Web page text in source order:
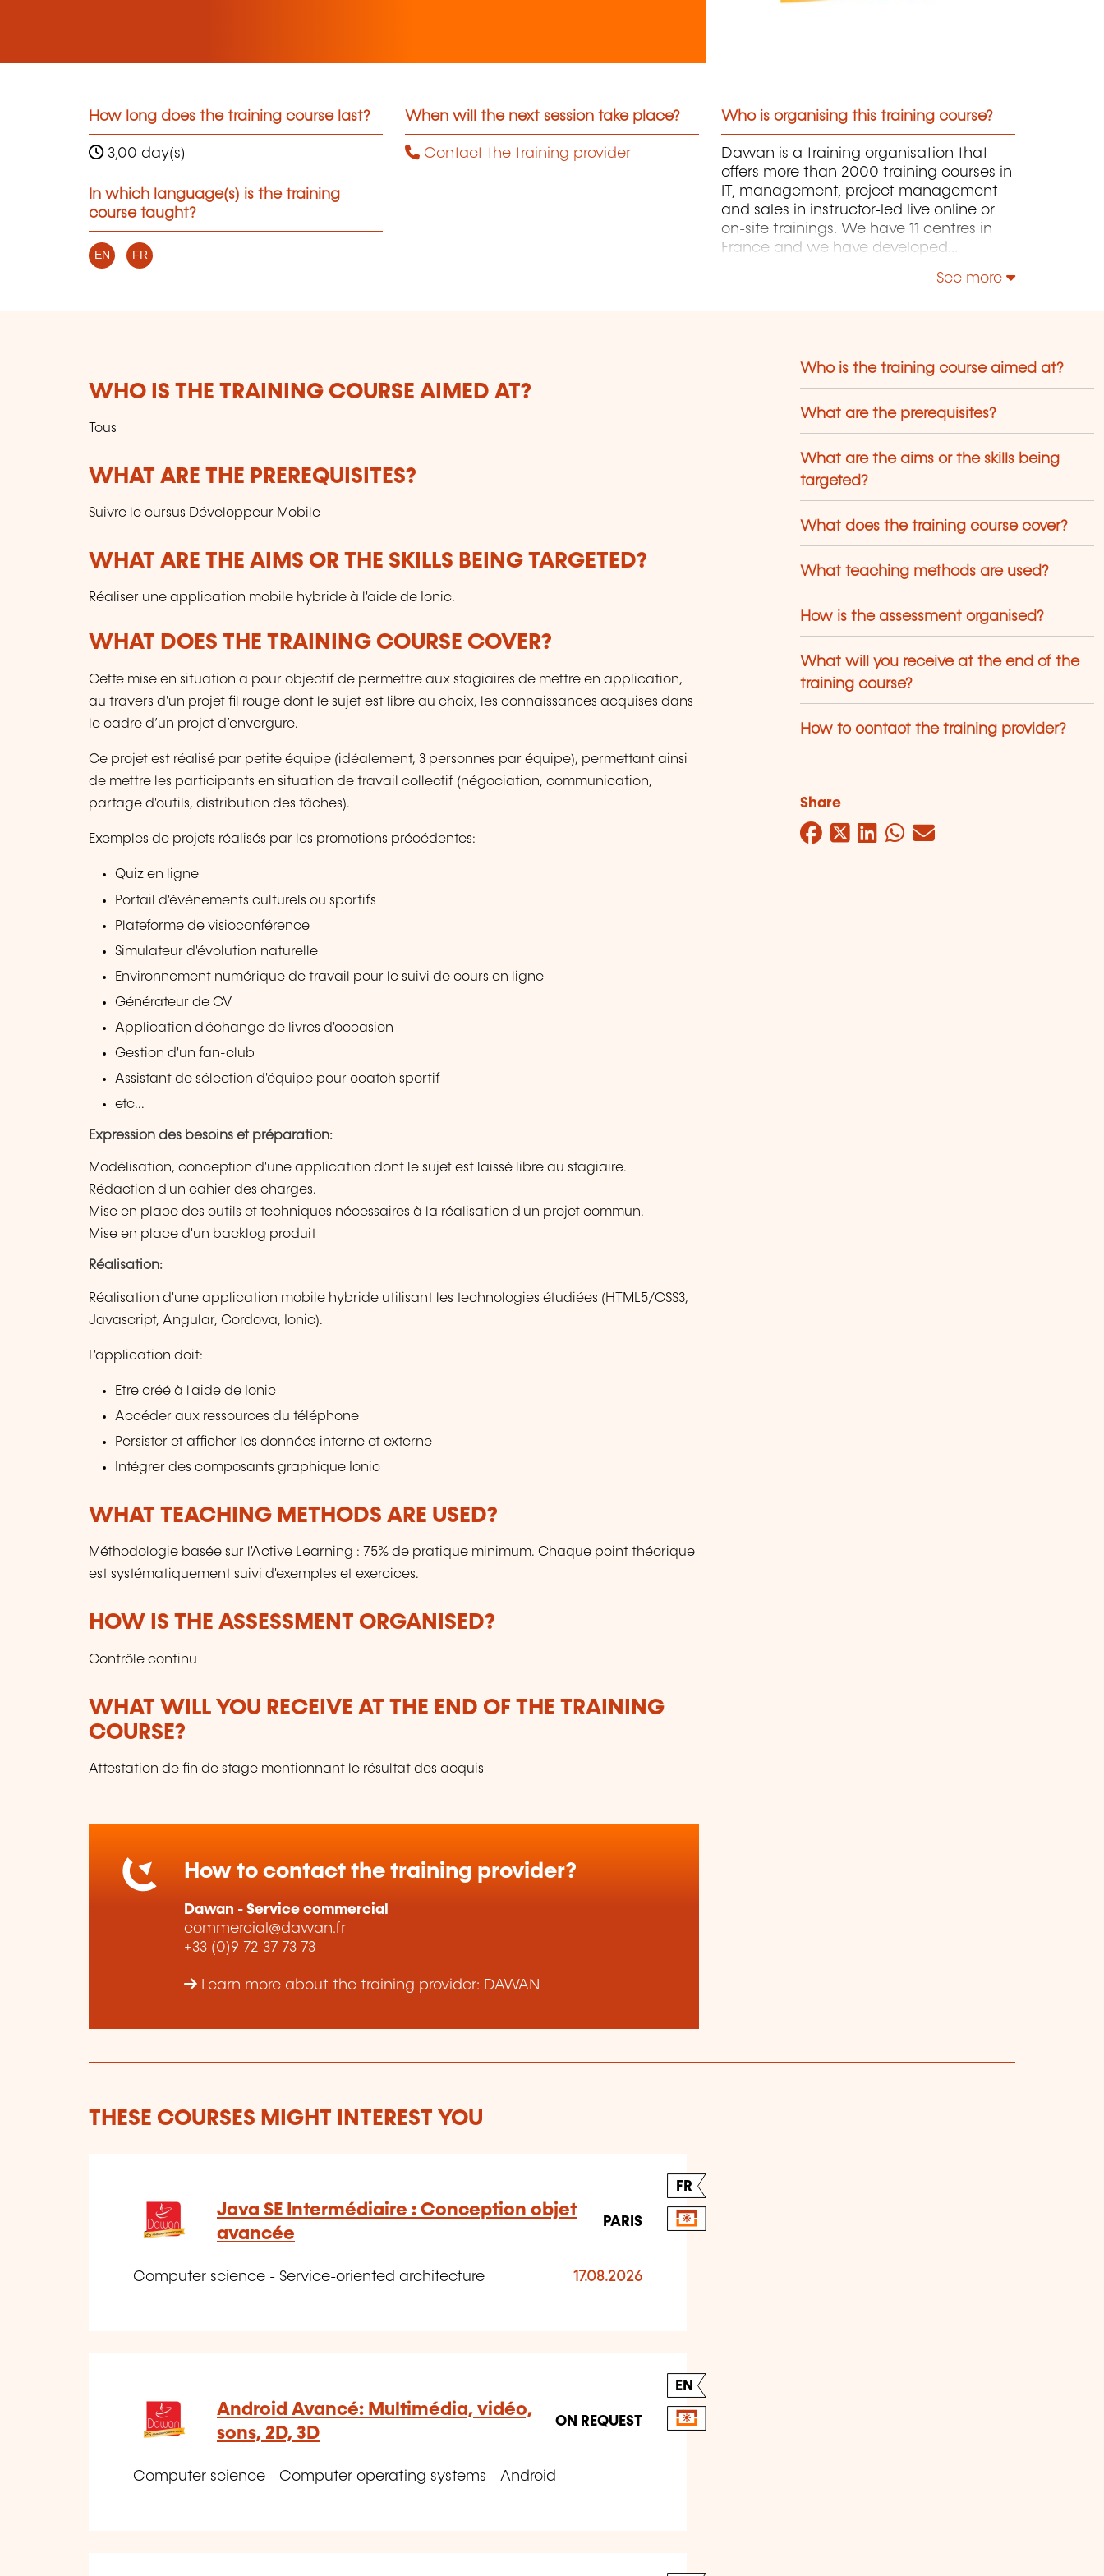
How long does the training course last?
3,00 day(s)
In which language(s) is the training
course taught?
EN FR
When will the next session take place?
Contact the training provider
Who is organising this training course?
Dawan is a training organisation that
offers more than 2000 training courses in
IT, management, project management
and sales in instructor-led live online or
on-site trainings. We have 11 centres in
France and we have developed
Brussels, Luxembourg and Geneva. Our
Autocad, Photoshop, IA etc. Our courses
have been created and designed by in-
teaching experience. Constantly
renewed, they are adapted to the
requirements of our customers and to the
evolution of technologies.
See more
WHO IS THE TRAINING COURSE AIMED AT?
Tous
WHAT ARE THE PREREQUISITES?
Suivre le cursus Développeur Mobile
WHAT ARE THE AIMS OR THE SKILLS BEING TARGETED?
Réaliser une application mobile hybride à l'aide de Ionic.
WHAT DOES THE TRAINING COURSE COVER?
Cette mise en situation a pour objectif de permettre aux stagiaires de mettre en application,
au travers d'un projet fil rouge dont le sujet est libre au choix, les connaissances acquises dans
le cadre d’un projet d’envergure.
Ce projet est réalisé par petite équipe (idéalement, 3 personnes par équipe), permettant ainsi
de mettre les participants en situation de travail collectif (négociation, communication,
partage d'outils, distribution des tâches).
Exemples de projets réalisés par les promotions précédentes:
Quiz en ligne
Portail d'événements culturels ou sportifs
Plateforme de visioconférence
Simulateur d'évolution naturelle
Environnement numérique de travail pour le suivi de cours en ligne
Générateur de CV
Application d'échange de livres d'occasion
Gestion d'un fan-club
Assistant de sélection d'équipe pour coatch sportif
etc...
Expression des besoins et préparation:
Modélisation, conception d'une application dont le sujet est laissé libre au stagiaire.
Rédaction d'un cahier des charges.
Mise en place des outils et techniques nécessaires à la réalisation d'un projet commun.
Mise en place d'un backlog produit
Réalisation:
Réalisation d'une application mobile hybride utilisant les technologies étudiées (HTML5/CSS3,
Javascript, Angular, Cordova, Ionic).
L'application doit:
Etre créé à l'aide de Ionic
Accéder aux ressources du téléphone
Persister et afficher les données interne et externe
Intégrer des composants graphique Ionic
WHAT TEACHING METHODS ARE USED?
Méthodologie basée sur l'Active Learning : 75% de pratique minimum. Chaque point théorique
est systématiquement suivi d'exemples et exercices.
HOW IS THE ASSESSMENT ORGANISED?
Contrôle continu
WHAT WILL YOU RECEIVE AT THE END OF THE TRAINING
COURSE?
Attestation de fin de stage mentionnant le résultat des acquis
How to contact the training provider?
Dawan - Service commercial
commercial@dawan.fr
+33 (0)9 72 37 73 73
Learn more about the training provider: DAWAN
Who is the training course aimed at?
What are the prerequisites?
What are the aims or the skills being
targeted?
What does the training course cover?
What teaching methods are used?
How is the assessment organised?
What will you receive at the end of the
training course?
How to contact the training provider?
Share
Facebook
Twitter
LinkedIn
WhatsApp
Mail
THESE COURSES MIGHT INTEREST YOU
FR
Java SE Intermédiaire : Conception objet
avancée
PARIS
Computer science - Service-oriented architecture 17.08.2026
EN
Android Avancé: Multimédia, vidéo,
sons, 2D, 3D
ON REQUEST
Computer science - Computer operating systems - Android